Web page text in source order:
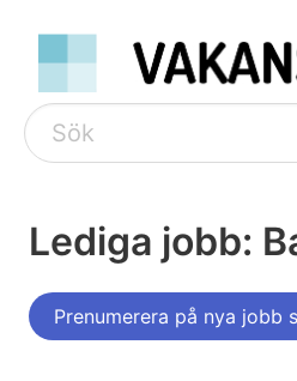
Lediga jobb:
Prenumerera på nya jobb